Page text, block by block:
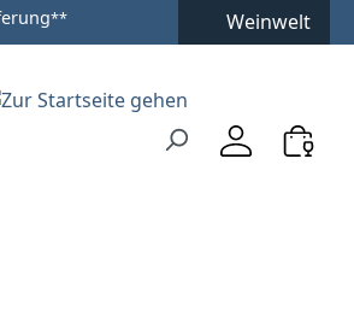
springen
** Weinwelt